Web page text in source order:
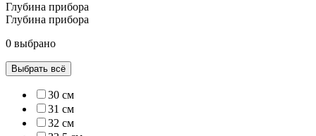
Глубина прибора
Глубина прибора
0 выбрано
Выбрать всё
30 см
31 см
32 см